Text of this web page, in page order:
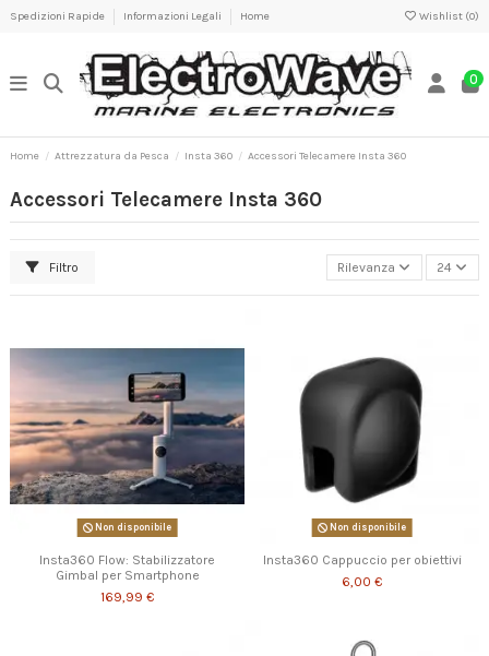
Spedizioni Rapide Informazioni Legali Home Wishlist (0)
0
Home Attrezzatura da Pesca Insta 360 Accessori Telecamere Insta 360
Accessori Telecamere Insta 360
Filtro Rilevanza 24
Non disponibile
Insta360 Flow: Stabilizzatore
Gimbal per Smartphone
169,99 €
Non disponibile
Insta360 Cappuccio per obiettivi
6,00 €